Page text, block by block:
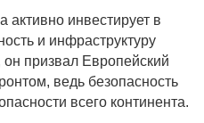
инвестирует в
и инфраструктуру
призвал Европейский
ведь безопасность
всего континента.